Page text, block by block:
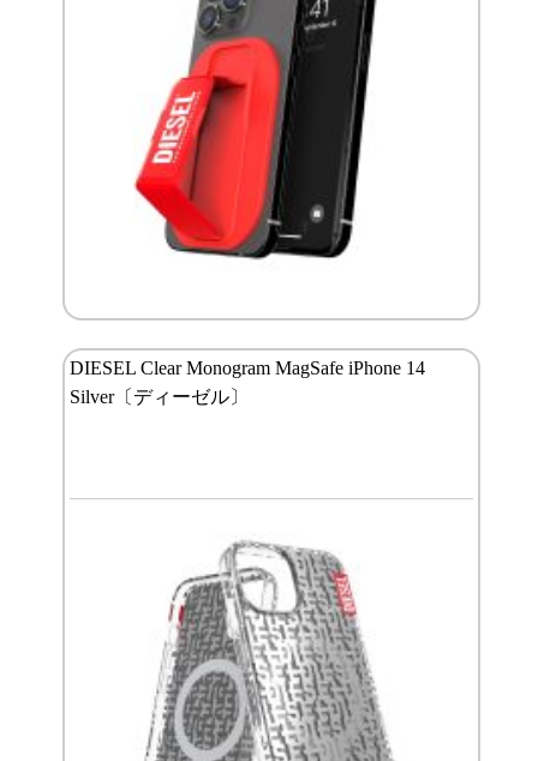
DIESEL Clear Monogram MagSafe iPhone 14
Silver〔ディーゼル〕